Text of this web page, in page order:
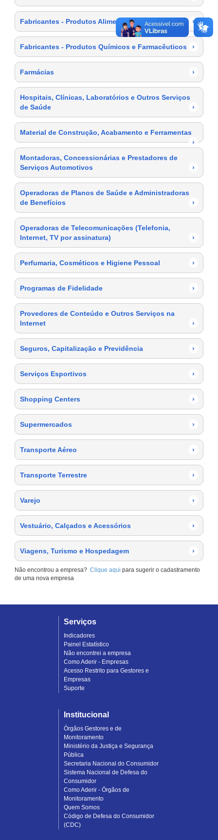
Fabricantes - Produtos Alimentícios ›
Fabricantes - Produtos Químicos e Farmacêuticos ›
Farmácias ›
Hospitais, Clínicas, Laboratórios e Outros Serviços
de Saúde
›
Material de Construção, Acabamento e Ferramentas
›
Montadoras, Concessionárias e Prestadores de
Serviços Automotivos
›
Operadoras de Planos de Saúde e Administradoras
de Benefícios
›
Operadoras de Telecomunicações (Telefonia,
Internet, TV por assinatura)
›
Perfumaria, Cosméticos e Higiene Pessoal ›
Programas de Fidelidade ›
Provedores de Conteúdo e Outros Serviços na
Internet
›
Seguros, Capitalização e Previdência ›
Serviços Esportivos ›
Shopping Centers ›
Supermercados ›
Transporte Aéreo ›
Transporte Terrestre ›
Varejo ›
Vestuário, Calçados e Acessórios ›
Viagens, Turismo e Hospedagem ›
Não encontrou a empresa? Clique aqui para sugerir o cadastramento
de uma nova empresa
Serviços
Indicadores
Painel Estatístico
Não encontrei a empresa
Como Aderir - Empresas
Acesso Restrito para Gestores e
Empresas
Suporte
Institucional
Órgãos Gestores e de
Monitoramento
Ministério da Justiça e Segurança
Pública
Secretaria Nacional do Consumidor
Sistema Nacional de Defesa do
Consumidor
Como Aderir - Órgãos de
Monitoramento
Quem Somos
Código de Defesa do Consumidor
(CDC)